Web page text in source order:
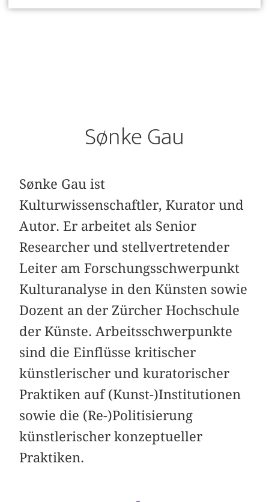
Sønke Gau
Sønke Gau ist
Kulturwissenschaftler, Kurator und
Autor. Er arbeitet als Senior
Researcher und stellvertretender
Leiter am Forschungsschwerpunkt
Kulturanalyse in den Künsten sowie
Dozent an der Zürcher Hochschule
der Künste. Arbeitsschwerpunkte
sind die Einflüsse kritischer
künstlerischer und kuratorischer
Praktiken auf (Kunst-)Institutionen
sowie die (Re-)Politisierung
künstlerischer konzeptueller
Praktiken.